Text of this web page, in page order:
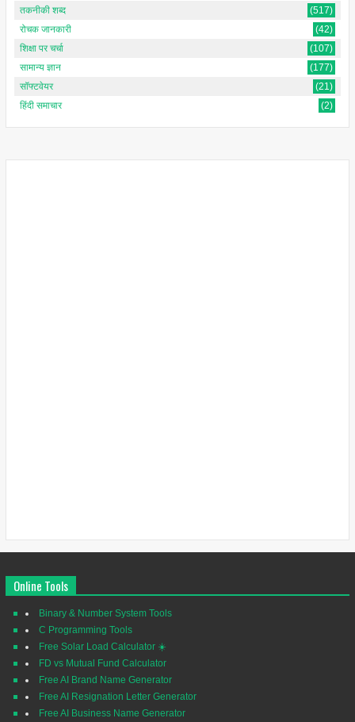
तकनीकी शब्द
(517)
रोचक जानकारी
(42)
शिक्षा पर चर्चा
(107)
सामान्य ज्ञान
(177)
सॉफ्टवेयर
(21)
हिंदी समाचार
(2)
Online Tools
Binary & Number System Tools
C Programming Tools
Free Solar Load Calculator ☀️
FD vs Mutual Fund Calculator
Free AI Brand Name Generator
Free AI Resignation Letter Generator
Free AI Business Name Generator